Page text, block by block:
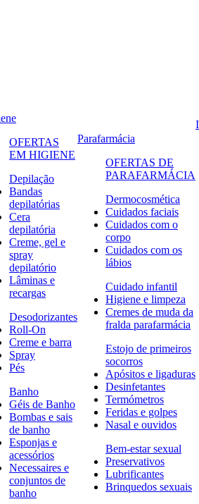
OFERTAS
EM HIGIENE
Depilação
Bandas
depilatórias
Cera
depilatória
Creme, gel e
spray
depilatório
Lâminas e
recargas
Desodorizantes
Roll-On
Creme e barra
Spray
Pés
Banho
Géis de Banho
Bombas e sais
de banho
Esponjas e
acessórios
Necessaires e
conjuntos de
banho
Parafarmácia
OFERTAS DE
PARAFARMÁCIA
Dermocosmética
Cuidados faciais
Cuidados com o
corpo
Cuidados com os
lábios
Cuidado infantil
Higiene e limpeza
Cremes de muda da
fralda parafarmácia
Estojo de primeiros
socorros
Apósitos e ligaduras
Desinfetantes
Termómetros
Feridas e golpes
Nasal e ouvidos
Bem-estar sexual
Preservativos
Lubrificantes
Brinquedos sexuais